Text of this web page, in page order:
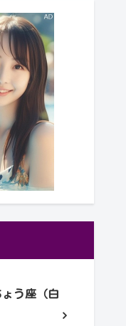
う座（白